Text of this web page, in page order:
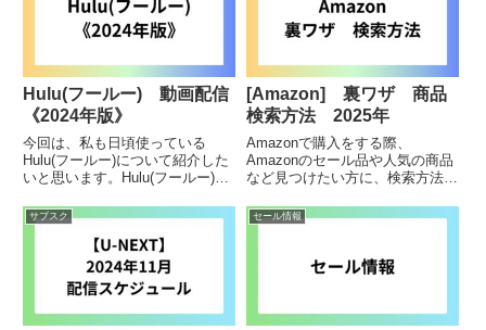
Hulu(フールー) 動画配信
《2024年版》
今回は、私も日頃使っている
Hulu(フールー)について紹介した
いと思います。Hulu(フールー)の
みて下さい。Huluとは『Hulu(フ
ールー)』は、映画・ドラマ・ア
ニメ・バラエティを楽しめるオン
ライン動画配信...
[Amazon] 裏ワザ 商品
検索方法 2025年
Amazonで購入をする際、
Amazonのセール品や人気の商品
など見つけたい方に、検索方法と
があります。下記を参考に商品検
索方法を活用して商品を見つけて
Amazonからの出品Amaz...
サブスク セール情報